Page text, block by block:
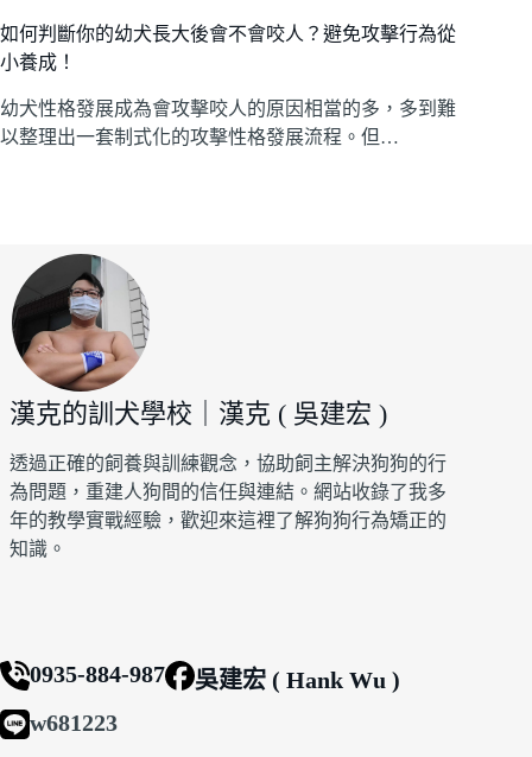
如何判斷你的幼犬長大後會不會咬人？避免攻擊行為從
小養成！
幼犬性格發展成為會攻擊咬人的原因相當的多，多到難
以整理出一套制式化的攻擊性格發展流程。但…
漢克的訓犬學校｜漢克 ( 吳建宏 )
透過正確的飼養與訓練觀念，協助飼主解決狗狗的行
為問題，重建人狗間的信任與連結。網站收錄了我多
年的教學實戰經驗，歡迎來這裡了解狗狗行為矯正的
知識。
0935-884-987
吳建宏 ( Hank Wu )
w681223